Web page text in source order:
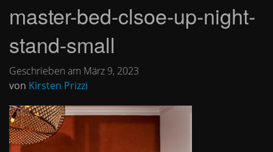
master-bed-clsoe-up-night-
stand-small
Geschrieben am März 9, 2023
von Kirsten Prizzi